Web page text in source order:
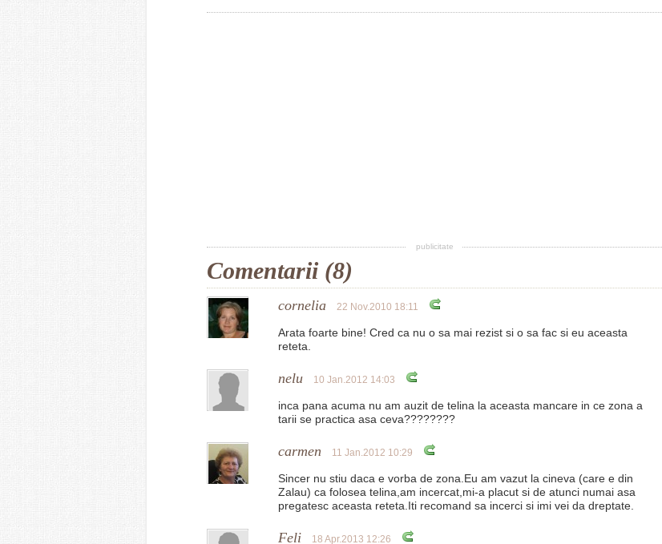
publicitate
Comentarii (8)
cornelia 22 Nov.2010 18:11
Arata foarte bine! Cred ca nu o sa mai rezist si o sa fac si eu aceasta
reteta.
nelu 10 Jan.2012 14:03
inca pana acuma nu am auzit de telina la aceasta mancare in ce zona a
tarii se practica asa ceva????????
carmen 11 Jan.2012 10:29
Sincer nu stiu daca e vorba de zona.Eu am vazut la cineva (care e din
Zalau) ca folosea telina,am incercat,mi-a placut si de atunci numai asa
pregatesc aceasta reteta.Iti recomand sa incerci si imi vei da dreptate.
Feli 18 Apr.2013 12:26